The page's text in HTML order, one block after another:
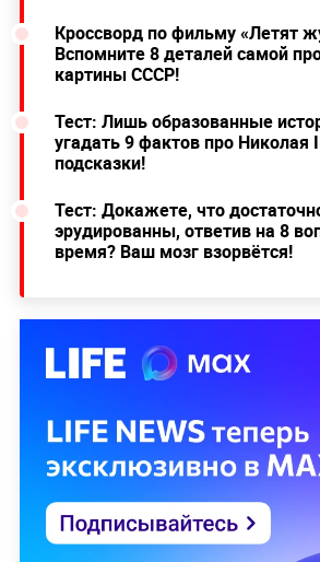
Кроссворд по фильму «Летят
Вспомните 8 деталей самой
картины СССР!
Тест: Лишь образованные
угадать 9 фактов про Николая
подсказки!
Тест: Докажете, что
эрудированны, ответив на 8
время? Ваш мозг взорвётся!